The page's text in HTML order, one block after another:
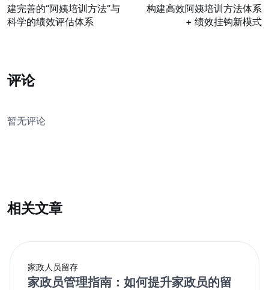
建完善的“阿姨培训方法”与
科学的绩效评估体系
构建高效阿姨培训方法体系
+ 绩效挂钩新模式
评论
暂无评论
相关文章
家政人员留存
家政员管理指南：如何提升家政员的留